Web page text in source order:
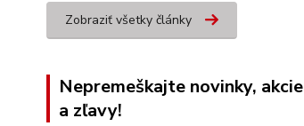
Zobraziť všetky články
Nepremeškajte novinky, akcie
a zľavy!